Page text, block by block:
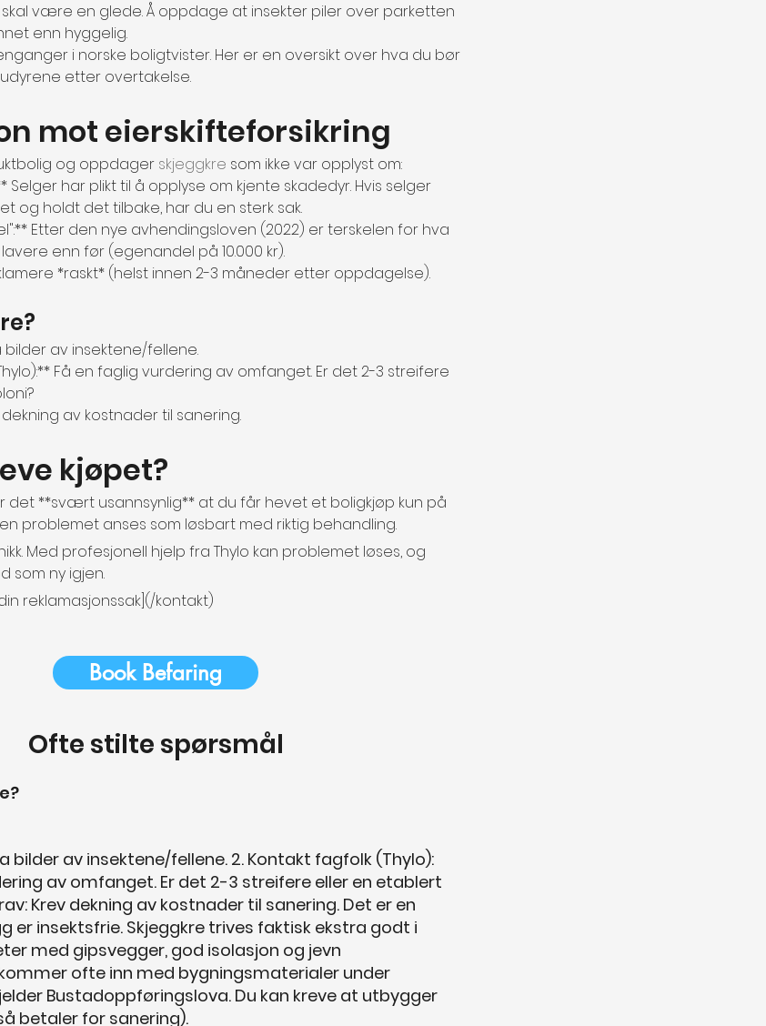
skal være en glede. Å oppdage at insekter piler over parketten
enn hyggelig.
i norske boligtvister. Her er en oversikt over hva du bør
etter overtakelse.
mot eierskifteforsikring
og oppdager skjeggkre som ikke var opplyst om:
Selger har plikt til å opplyse om kjente skadedyr. Hvis selger
og holdt det tilbake, har du en sterk sak.
Etter den nye avhendingsloven (2022) er terskelen for hva
enn før (egenandel på 10.000 kr).
*raskt* (helst innen 2-3 måneder etter oppdagelse).
bilder av insektene/fellene.
Få en faglig vurdering av omfanget. Er det 2-3 streifere
dekning av kostnader til sanering.
kjøpet?
det **svært usannsynlig** at du får hevet et boligkjøp kun på
problemet anses som løsbart med riktig behandling.
Med profesjonell hjelp fra Thylo kan problemet løses, og
som ny igjen.
reklamasjonssak](/kontakt)
Book Befaring
Ofte stilte spørsmål
bilder av insektene/fellene. 2. Kontakt fagfolk (Thylo):
av omfanget. Er det 2-3 streifere eller en etablert
Krev dekning av kostnader til sanering. Det er en
er insektsfrie. Skjeggkre trives faktisk ekstra godt i
med gipsvegger, god isolasjon og jevn
ofte inn med bygningsmaterialer under
Bustadoppføringslova. Du kan kreve at utbygger
betaler for sanering).